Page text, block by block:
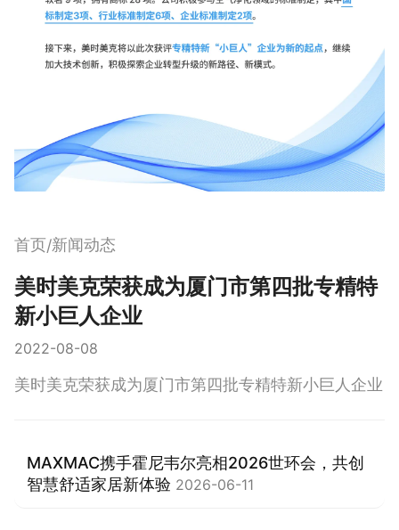
首页/新闻动态
美时美克荣获成为厦门市第四批专精特
新小巨人企业
2022-08-08
美时美克荣获成为厦门市第四批专精特新小巨人企业
MAXMAC携手霍尼韦尔亮相2026世环会，共创
智慧舒适家居新体验 2026-06-11